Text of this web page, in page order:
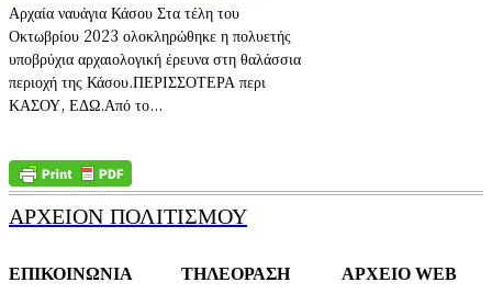
Αρχαία ναυάγια Κάσου ​Στα τέλη του
Οκτωβρίου 2023 ολοκληρώθηκε η πολυετής
υποβρύχια αρχαιολογική έρευνα στη θαλάσσια
περιοχή της Κάσου.ΠΕΡΙΣΣΟΤΕΡΑ περι
ΚΑΣΟΥ, ΕΔΩ.Από το...
ΑΡΧΕΙΟΝ ΠΟΛΙΤΙΣΜΟΥ
ΕΠΙΚΟΙΝΩΝΙΑ ΤΗΛΕΟΡΑΣΗ ΑΡΧΕΙΟ WEB